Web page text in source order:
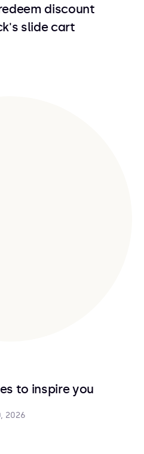
discount
slide cart
to inspire you
2026